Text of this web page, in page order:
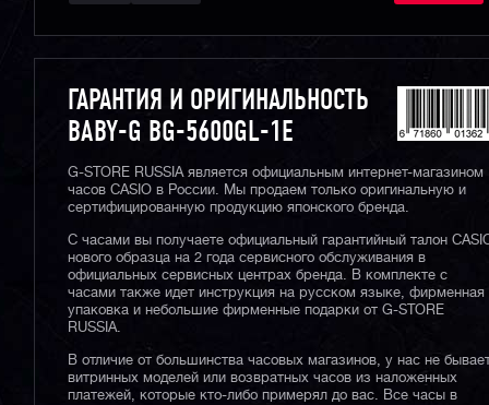
ГАРАНТИЯ И ОРИГИНАЛЬНОСТЬ
BABY-G BG-5600GL-1E
G-STORE RUSSIA является официальным интернет-магазином
часов CASIO в России. Мы продаем только оригинальную и
сертифицированную продукцию японского бренда.
С часами вы получаете официальный гарантийный талон
нового образца на 2 года сервисного обслуживания в
официальных сервисных центрах бренда. В комплекте с
часами также идет инструкция на русском языке, фирменная
упаковка и небольшие фирменные подарки от G-STORE
RUSSIA.
В отличие от большинства часовых магазинов, у нас не
витринных моделей или возвратных часов из наложенных
платежей, которые кто-либо примерял до вас. Все часы в